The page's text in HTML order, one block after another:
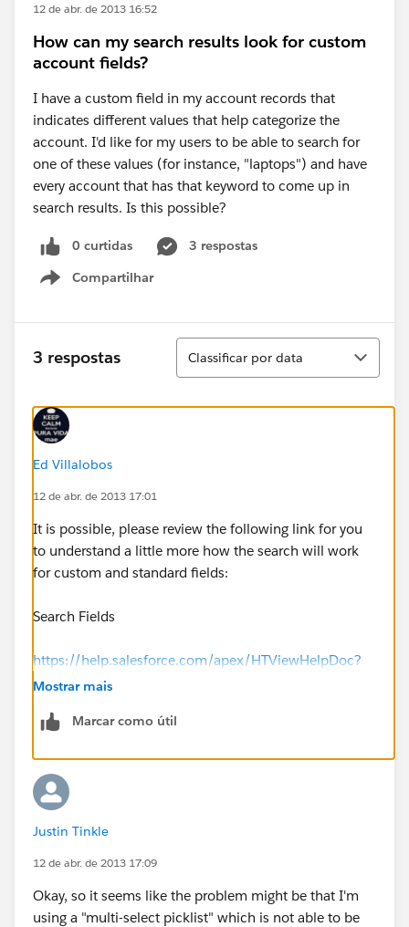
12 de abr. de 2013 16:52
How can my search results look for custom
account fields?
I have a custom field in my account records that
indicates different values that help categorize the
account. I'd like for my users to be able to search for
one of these values (for instance, "laptops") and have
every account that has that keyword to come up in
search results. Is this possible?
0 curtidas
3 respostas
Compartilhar
Show menu
3 respostas
Classificar
Classificar por data
Ed Villalobos
12 de abr. de 2013 17:01
It is possible, please review the following link for you
to understand a little more how the search will work
for custom and standard fields:
Search Fields
https://help.salesforce.com/apex/HTViewHelpDoc?
id=search_fields.htm&language=en_US
Mostrar mais
Marcar como útil
Justin Tinkle
12 de abr. de 2013 17:09
Okay, so it seems like the problem might be that I'm
using a "multi-select picklist" which is not able to be